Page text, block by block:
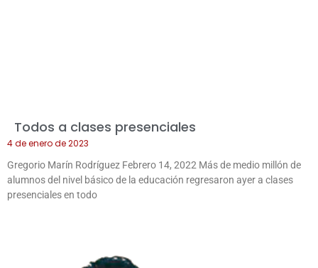
Todos a clases presenciales
4 de enero de 2023
Gregorio Marín Rodríguez Febrero 14, 2022 Más de medio millón de
alumnos del nivel básico de la educación regresaron ayer a clases
presenciales en todo